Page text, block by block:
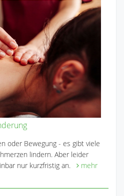
oder Bewegung - es gibt viele
lindern. Aber leider
nur kurzfristig an.
mehr